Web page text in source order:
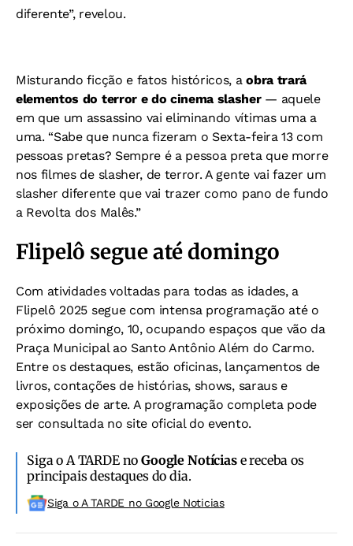
diferente”, revelou.
Misturando ficção e fatos históricos, aobra trará
elementos do terror e do cinema slasher— aquele
em que um assassino vai eliminando vítimas uma a
uma. “Sabe que nunca fizeram o Sexta-feira 13 com
pessoas pretas? Sempre é a pessoa preta que morre
nos filmes de slasher, de terror. A gente vai fazer um
slasher diferente que vai trazer como pano de fundo
a Revolta dos Malês.”
Flipelô segue até domingo
Com atividades voltadas para todas as idades, a
Flipelô 2025 segue com intensa programação até o
próximo domingo, 10, ocupando espaços que vão da
Praça Municipal ao Santo Antônio Além do Carmo.
Entre os destaques, estão oficinas, lançamentos de
livros, contações de histórias, shows, saraus e
exposições de arte. A programação completa pode
ser consultada no site oficial do evento.
Siga o A TARDE noGoogle Notíciase receba os
principais destaques do dia.
Siga o A TARDE no Google Noticias